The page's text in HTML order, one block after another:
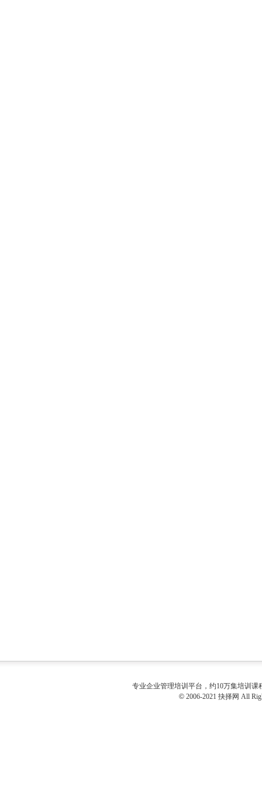
专业企业管理培训 平台，约10万集培训课
© 2006-2021 抉择网 All